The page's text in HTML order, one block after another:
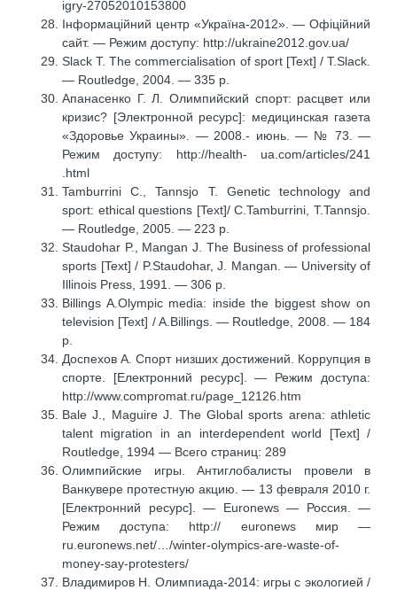
igry-27052010153800
Інформаційний центр «Україна-2012». — Офіційний
сайт. — Режим доступу: http://ukraine2012.gov.ua/
Slack T. The commercialisation of sport [Text] / T.Slack.
— Routledge, 2004. — 335 p.
Апанасенко Г. Л. Олимпийский спорт: расцвет или
кризис? [Электронной ресурс]: медицинская газета
«Здоровье Украины». — 2008.- июнь. — № 73. —
Режим доступу: http://health- ua.com/articles/241
.html
Tamburrini C., Tannsjo T. Genetic technology and
sport: ethical questions [Text]/ C.Tamburrini, T.Tannsjo.
— Routledge, 2005. — 223 p.
Staudohar P., Mangan J. The Business of professional
sports [Text] / P.Staudohar, J. Mangan. — University of
Illinois Press, 1991. — 306 p.
Billings A.Olympic media: inside the biggest show on
television [Text] / A.Billings. — Routledge, 2008. — 184
р.
Доспехов А. Спорт низших достижений. Коррупция в
спорте. [Електронний ресурс]. — Режим доступа:
http://www.compromat.ru/page_12126.htm
Bale J., Maguire J. The Global sports arena: athletic
talent migration in an interdependent world [Text] /
Routledge, 1994 — Всего страниц: 289
Олимпийские игры. Антиглобалисты провели в
Ванкувере протестную акцию. — 13 февраля 2010 г.
[Електронний ресурс]. — Euronews — Россия. —
Режим доступа: http:// euronews мир —
ru.euronews.net/…/winter-olympics-are-waste-of-
money-say-protesters/
Владимиров Н. Олимпиада-2014: игры с экологией /